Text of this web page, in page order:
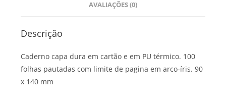
AVALIAÇÕES (0)
Descrição
Caderno capa dura em cartão e em PU térmico. 100
folhas pautadas com limite de pagina em arco-íris. 90
x 140 mm